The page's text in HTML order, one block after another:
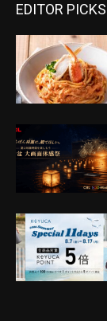
EDITOR PICKS